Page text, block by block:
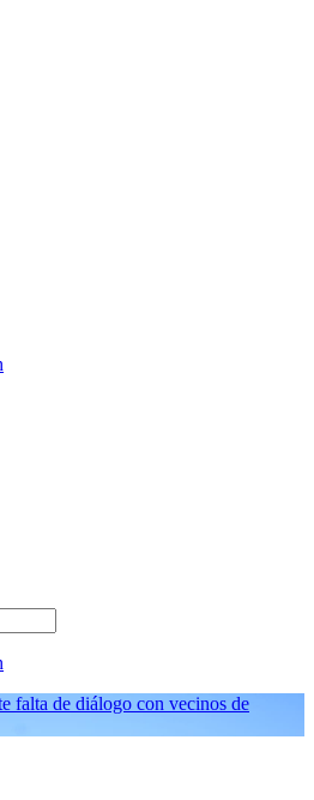
falta de diálogo con vecinos de